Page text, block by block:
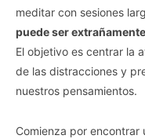
meditar con sesiones
puede ser
El objetivo es centrar la
de las distracciones y
nuestros pensamientos.
Comienza por